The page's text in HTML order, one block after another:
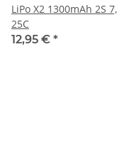
LiPo X2 1300mAh 2S
25C
12,95 € *